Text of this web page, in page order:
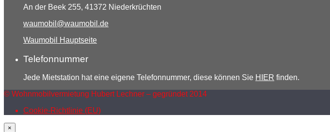
An der Beek 255, 41372 Niederkrüchten
waumobil@waumobil.de
Waumobil Hauptseite
Telefonnummer
Jede Mietstation hat eine eigene Telefonnummer, diese können Sie HIER finden.
© Wohnmobilvermietung Hubert Lechner – gegründet 2014
Cookie-Richtlinie (EU)
×